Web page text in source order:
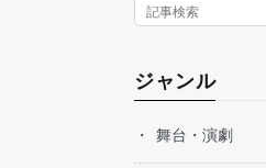
ジャンル
舞台・演劇